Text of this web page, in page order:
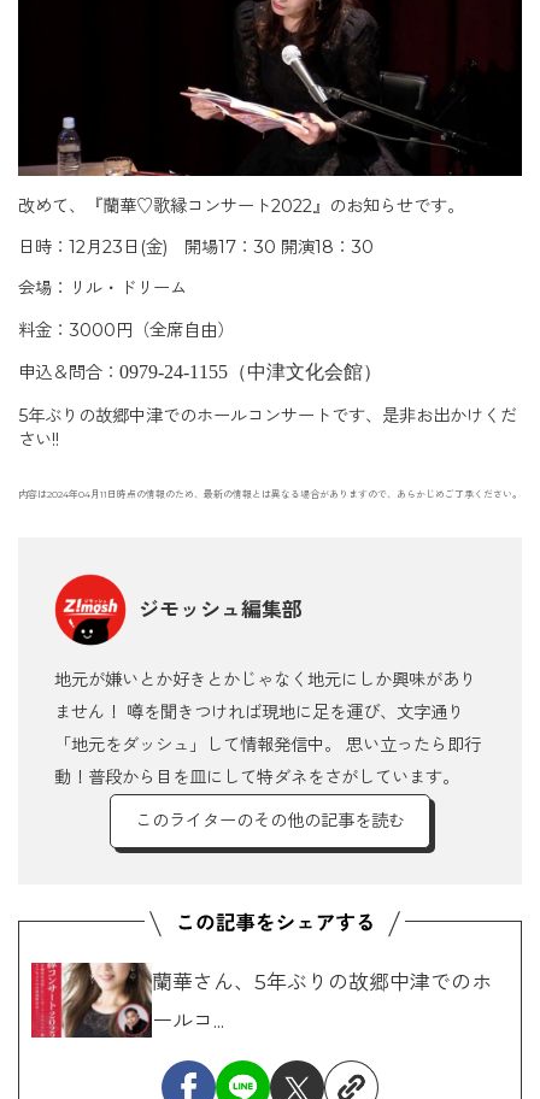
改めて、『蘭華♡歌縁コンサート2022』のお知らせです。
日時：12月23日(金) 開場17：30 開演18：30
会場：リル・ドリーム
料金：3000円（全席自由）
申込＆問合： 0979-24-1155（中津文化会館）
5年ぶりの故郷中津でのホールコンサートです、是非お出かけくだ
さい!!
内容は2024年04月11日時点の情報のため、最新の情報とは異なる場合がありますので、あらかじめご了承ください。
ジモッシュ編集部
地元が嫌いとか好きとかじゃなく地元にしか興味があり
ません！ 噂を聞きつければ現地に足を運び、文字通り
「地元をダッシュ」して情報発信中。 思い立ったら即行
動！普段から目を皿にして特ダネをさがしています。
このライターのその他の記事を読む
蘭華さん、5年ぶりの故郷中津でのホ
ールコ...